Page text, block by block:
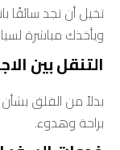
تخيل أن تجد سائقًا
ويأخذك مباشرة
التنقل بين
بدلاً من القلق
براحة وهدوء.